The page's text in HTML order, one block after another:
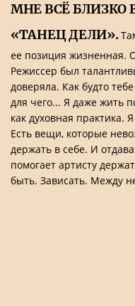
МНЕ ВСЁ БЛИЗКО
«ТАНЕЦ ДЕЛИ».
ее позиция жизненная.
Режиссер был
доверяла. Как будто
для чего... Я даже жить
как духовная практика.
Есть вещи, которые
держать в себе. И
помогает артисту
быть. Зависать. Между